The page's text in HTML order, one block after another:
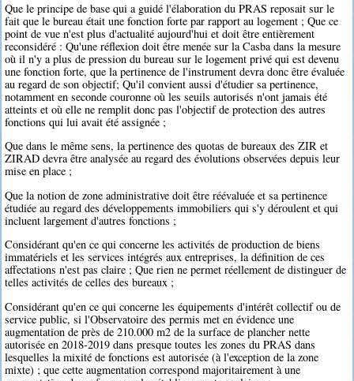
Que le principe de base qui a guidé l'élaboration du PRAS reposait sur le
fait que le bureau était une fonction forte par rapport au logement ; Que ce
point de vue n'est plus d'actualité aujourd'hui et doit être entièrement
reconsidéré : Qu'une réflexion doit être menée sur la Casba dans la mesure
où il n'y a plus de pression du bureau sur le logement privé qui est devenu
une fonction forte, que la pertinence de l'instrument devra donc être évaluée
au regard de son objectif; Qu'il convient aussi d'étudier sa pertinence,
notamment en seconde couronne où les seuils autorisés n'ont jamais été
atteints et où elle ne remplit donc pas l'objectif de protection des autres
fonctions qui lui avait été assignée ;
Que dans le même sens, la pertinence des quotas de bureaux des ZIR et
ZIRAD devra être analysée au regard des évolutions observées depuis leur
mise en place ;
Que la notion de zone administrative doit être réévaluée et sa pertinence
étudiée au regard des développements immobiliers qui s'y déroulent et qui
incluent largement d'autres fonctions ;
Considérant qu'en ce qui concerne les activités de production de biens
immatériels et les services intégrés aux entreprises, la définition de ces
affectations n'est pas claire ; Que rien ne permet réellement de distinguer de
telles activités de celles des bureaux ;
Considérant qu'en ce qui concerne les équipements d'intérêt collectif ou de
service public, si l'Observatoire des permis met en évidence une
augmentation de près de 210.000 m2 de la surface de plancher nette
autorisée en 2018-2019 dans presque toutes les zones du PRAS dans
lesquelles la mixité de fonctions est autorisée (à l'exception de la zone
mixte) ; que cette augmentation correspond majoritairement à une